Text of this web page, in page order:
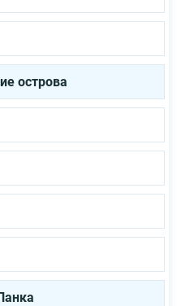
острова